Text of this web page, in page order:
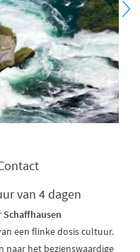
van 4 dagen
een flinke dosis cultuur.
naar het bezienswaardige